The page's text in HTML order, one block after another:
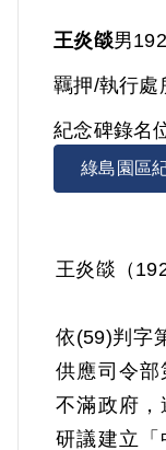
關於我們
意見信箱
王炎燄男
羈押/執行處
紀念碑錄名
綠島園區
王炎燄（
依(59)判字
供應司令
不滿政府，
研議建立「